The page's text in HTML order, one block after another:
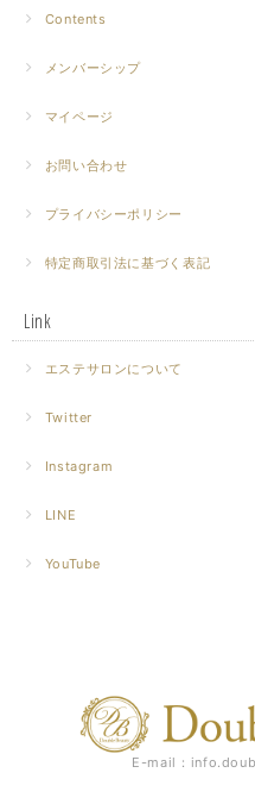
Contents
メンバーシップ
マイページ
お問い合わせ
プライバシーポリシー
特定商取引法に基づく表記
Link
エステサロンについて
Twitter
Instagram
LINE
YouTube
E-mail：